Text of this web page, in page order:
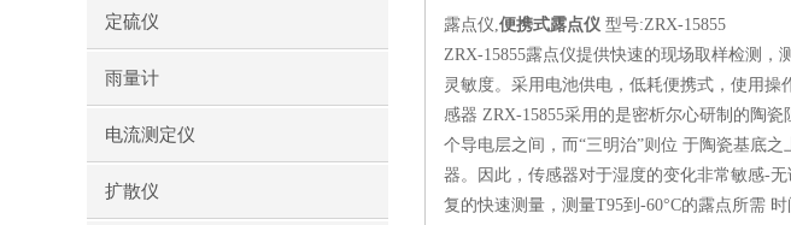
定硫仪
雨量计
电流测定仪
扩散仪
露点仪,便携式露点仪 型号:ZRX-15855
ZRX-15855露点仪提供快速的现场取样检测，
灵敏度。采用电池供电，低耗便携式，使用
感器 ZRX-15855采用的是密析尔心研制的陶
个导电层之间，而“三明治”则位 于陶瓷基底
器。因此，传感器对于湿度的变化非常敏感-无
复的快速测量，测量T95到-60°C的露点所需